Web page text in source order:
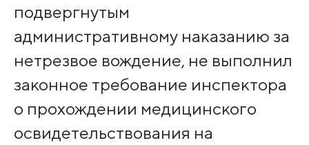
подвергнутым
административному наказанию за
нетрезвое вождение, не выполнил
законное требование инспектора
о прохождении медицинского
освидетельствования на